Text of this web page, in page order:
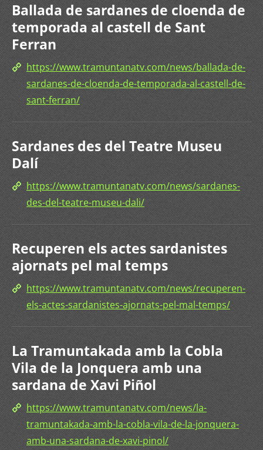
Ballada de sardanes de cloenda de
temporada al castell de Sant
Ferran
https://www.tramuntanatv.com/news/ballada-de-
sardanes-de-cloenda-de-temporada-al-castell-de-
sant-ferran/
Sardanes des del Teatre Museu
Dalí
https://www.tramuntanatv.com/news/sardanes-
des-del-teatre-museu-dali/
Recuperen els actes sardanistes
ajornats pel mal temps
https://www.tramuntanatv.com/news/recuperen-
els-actes-sardanistes-ajornats-pel-mal-temps/
La Tramuntakada amb la Cobla
Vila de la Jonquera amb una
sardana de Xavi Piñol
https://www.tramuntanatv.com/news/la-
tramuntakada-amb-la-cobla-vila-de-la-jonquera-
amb-una-sardana-de-xavi-pinol/